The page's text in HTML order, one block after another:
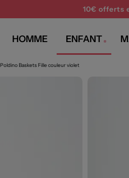
10€ offerts
HOMME ENFANT
Poldino Baskets Fille couleur violet